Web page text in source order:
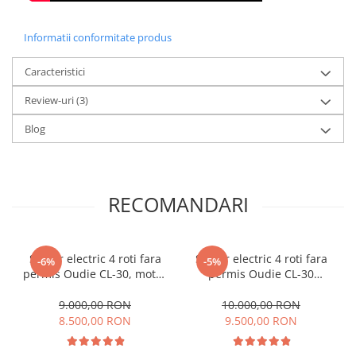
Acceleratii
Anvelope si camere
Controllere
Display / Bord
Motoare
Oglinzi
Antifurturi
Suport Telefoane
Informatii conformitate produs
Caracteristici
Review-uri(3)
Blog
RECOMANDARI
-6%
Scuter electric 4 roti fara
permis Oudie CL-30, motor
viteza 25km/h, autonomie
aprox 50km
9.000,00 RON
8.500,00 RON
-5%
Scuter electric 4 roti fara
permis Oudie CL-30
baterie 60V 20Ah, viteza
25km/h, autonomie aprox
50km (Cu cabina)
10.000,00 RON
9.500,00 RON